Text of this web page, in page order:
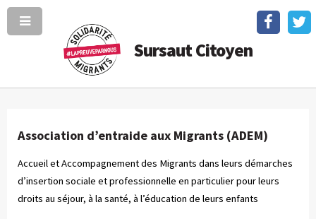
Sursaut Citoyen
Association d’entraide aux Migrants (ADEM)
Accueil et Accompagnement des Migrants dans leurs démarches
d’insertion sociale et professionnelle en particulier pour leurs
droits au séjour, à la santé, à l’éducation de leurs enfants